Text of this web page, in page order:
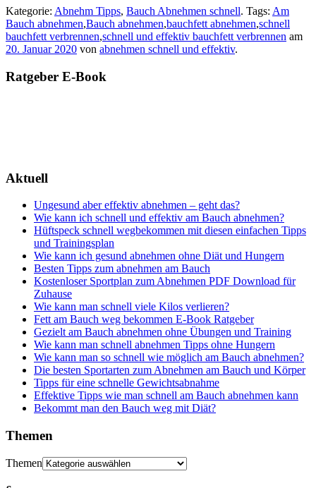
Kategorie: Abnehm Tipps, Bauch Abnehmen schnell. Tags: Am
Bauch abnehmen,Bauch abnehmen,bauchfett abnehmen,schnell
bauchfett verbrennen,schnell und effektiv bauchfett verbrennen am
20. Januar 2020 von abnehmen schnell und effektiv.
Ratgeber E-Book
Aktuell
Ungesund aber effektiv abnehmen – geht das?
Wie kann ich schnell und effektiv am Bauch abnehmen?
Hüftspeck schnell wegbekommen mit diesen einfachen Tipps
und Trainingsplan
Wie kann ich gesund abnehmen ohne Diät und Hungern
Besten Tipps zum abnehmen am Bauch
Kostenloser Sportplan zum Abnehmen PDF Download für
Zuhause
Wie kann man schnell viele Kilos verlieren?
Fett am Bauch weg bekommen E-Book Ratgeber
Gezielt am Bauch abnehmen ohne Übungen und Training
Wie kann man schnell abnehmen Tipps ohne Hungern
Wie kann man so schnell wie möglich am Bauch abnehmen?
Die besten Sportarten zum Abnehmen am Bauch und Körper
Tipps für eine schnelle Gewichtsabnahme
Effektive Tipps wie man schnell am Bauch abnehmen kann
Bekommt man den Bauch weg mit Diät?
Themen
Themen